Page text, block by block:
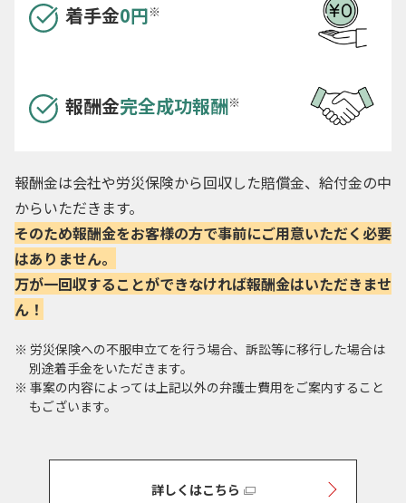
着手金0円※
報酬金完全成功報酬※
報酬金は会社や労災保険から回収した賠償金、給付金の中
からいただきます。
そのため報酬金をお客様の方で事前にご用意いただく必要
はありません。
万が一回収することができなければ報酬金はいただきませ
ん！
労災保険への不服申立てを行う場合、訴訟等に移行した場合は
別途着手金をいただきます。
事案の内容によっては上記以外の弁護士費用をご案内すること
もございます。
詳しくはこちら